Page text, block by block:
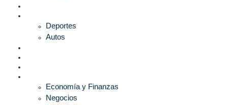
Deportes
Autos
Economía y Finanzas
Negocios